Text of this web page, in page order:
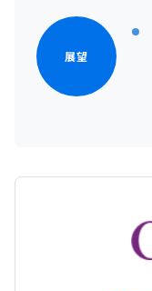
展望